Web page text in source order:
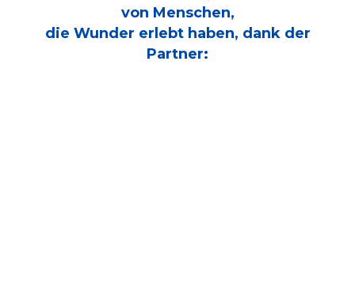
von Menschen,
die Wunder erlebt haben, dank der
Partner: